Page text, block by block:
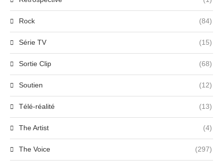
Rock (84)
Série TV (15)
Sortie Clip (68)
Soutien (12)
Télé-réalité (13)
The Artist (4)
The Voice (297)